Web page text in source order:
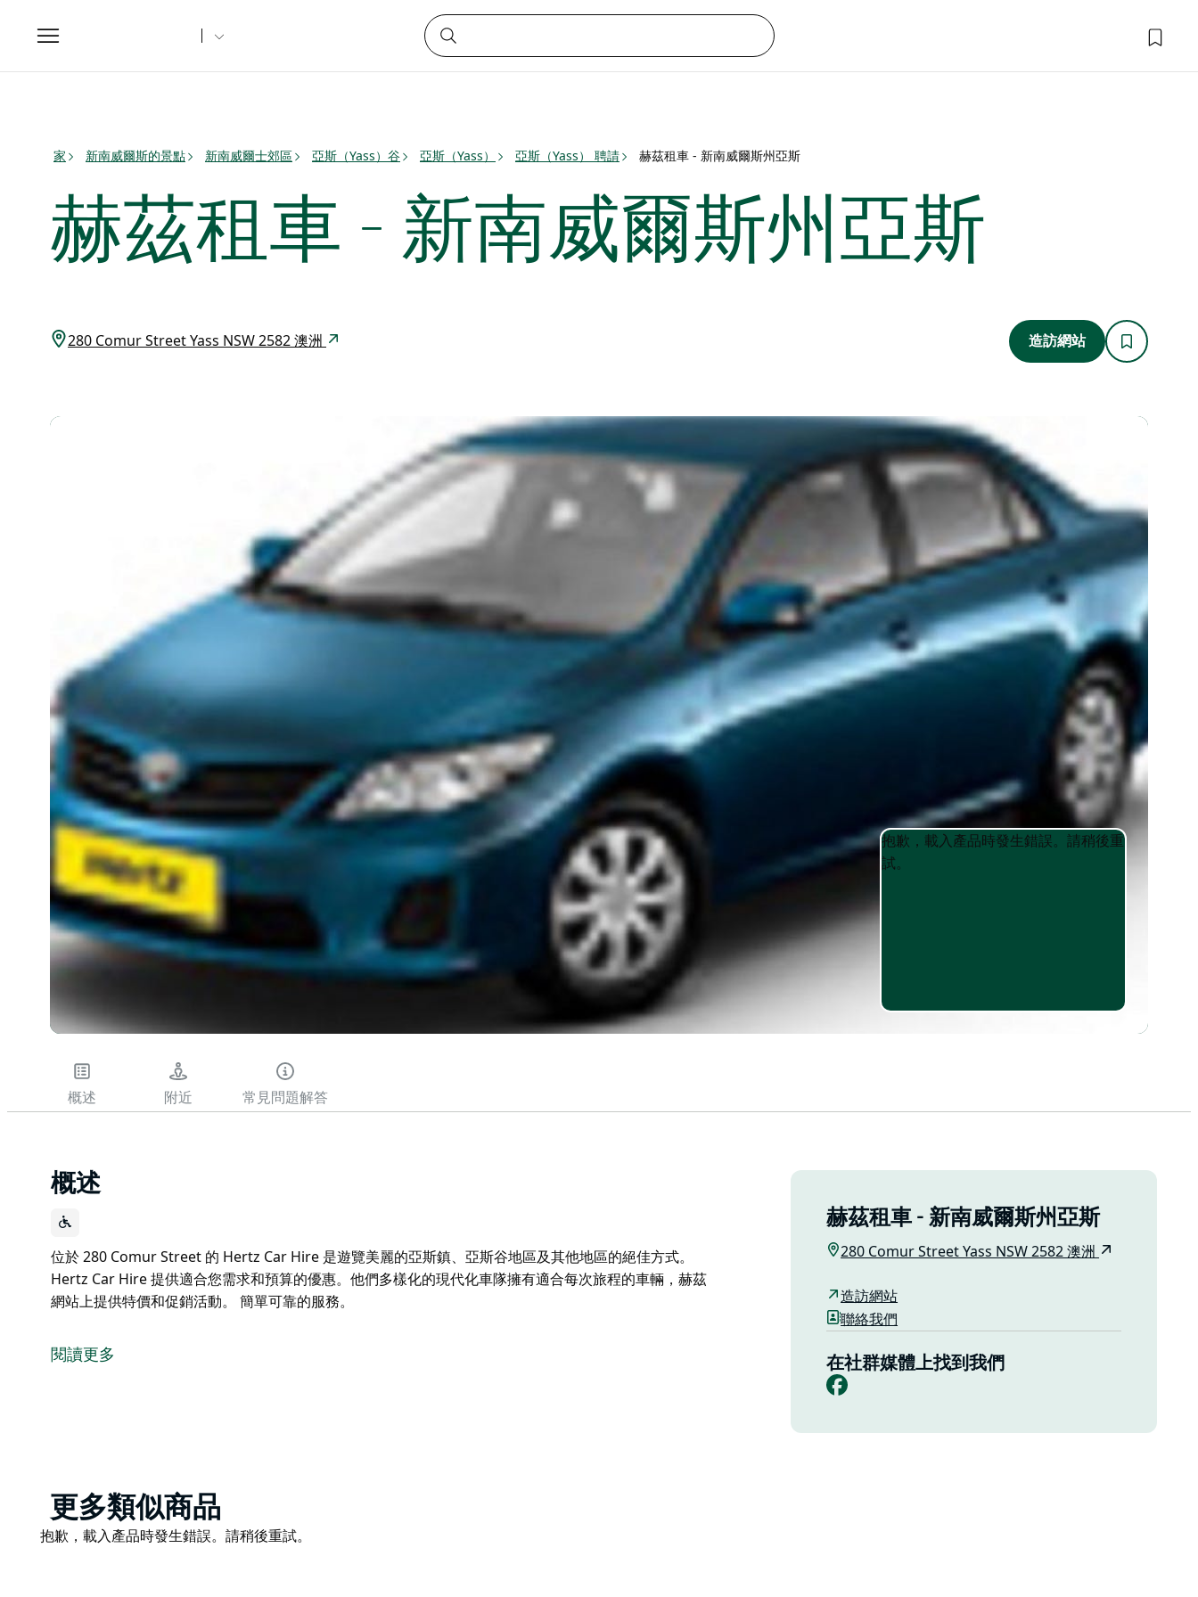
Toggle
navigation
家 新南威爾斯的景點 新南威爾士郊區 亞斯（Yass）谷 亞斯（Yass） 亞斯（Yass） 聘請 赫茲租車 - 新南威爾斯州亞斯
赫茲租車 - 新南威爾斯州亞斯
280 Comur Street Yass NSW 2582 澳洲 造訪網站
Product
List
Product
List
抱歉，載入產品時發生錯誤。請稍後重
試。
概述 附近 常見問題解答
概述
位於 280 Comur Street 的 Hertz Car Hire 是遊覽美麗的亞斯鎮、亞斯谷地區及其他地區的絕佳方式。
Hertz Car Hire 提供適合您需求和預算的優惠。他們多樣化的現代化車隊擁有適合每次旅程的車輛，赫茲
網站上提供特價和促銷活動。 簡單可靠的服務。
Hertz Car Hire 提供適合您需求和預算的優惠。他們多樣化的現代化車隊擁有適合每次旅程的車輛，赫茲
閱讀更多
赫茲租車 - 新南威爾斯州亞斯
280 Comur Street Yass NSW 2582 澳洲
造訪網站
聯絡我們
在社群媒體上找到我們
Facebook
Product
List
更多類似商品
Product
抱歉，載入產品時發生錯誤。請稍後重試。